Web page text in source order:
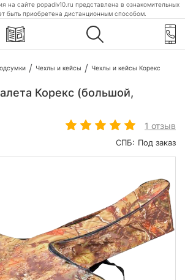
на сайте popadiv10.ru представлена в ознакомительных
быть приобретена дистанционным способом.
Чехлы и кейсы Чехлы и кейсы Корекс
Корекс (большой,
1 отзыв
СПБ: Под заказ